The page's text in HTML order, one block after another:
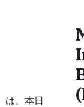
は、本日